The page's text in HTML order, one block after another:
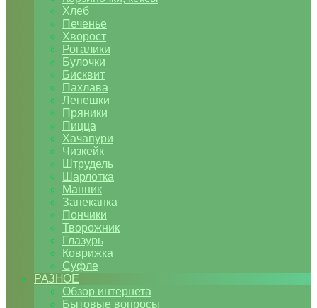
Хлеб
Печенье
Хворост
Рогалики
Булочки
Бисквит
Пахлава
Лепешки
Пряники
Пицца
Хачапури
Чизкейк
Штрудель
Шарлотка
Манник
Запеканка
Пончики
Творожник
Глазурь
Коврижка
Суфле
РАЗНОЕ
Обзор интернета
Бытовые вопросы